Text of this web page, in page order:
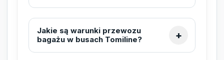
Jakie są warunki przewozu
bagażu w busach Tomiline?